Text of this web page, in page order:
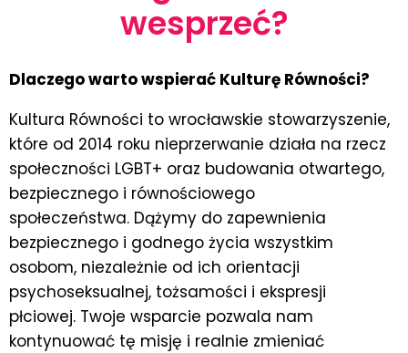
wesprzeć?
Dlaczego warto wspierać Kulturę Równości?
Kultura Równości to wrocławskie stowarzyszenie,
które od 2014 roku nieprzerwanie działa na rzecz
społeczności LGBT+ oraz budowania otwartego,
bezpiecznego i równościowego
społeczeństwa. Dążymy do zapewnienia
bezpiecznego i godnego życia wszystkim
osobom, niezależnie od ich orientacji
psychoseksualnej, tożsamości i ekspresji
płciowej. Twoje wsparcie pozwala nam
kontynuować tę misję i realnie zmieniać